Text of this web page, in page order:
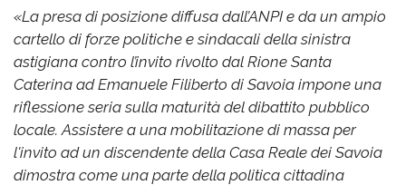
«La presa di posizione diffusa dall’ANPI e da un ampio
cartello di forze politiche e sindacali della sinistra
astigiana contro l’invito rivolto dal Rione Santa
Caterina ad Emanuele Filiberto di Savoia impone una
riflessione seria sulla maturità del dibattito pubblico
locale. Assistere a una mobilitazione di massa per
l'invito ad un discendente della Casa Reale dei Savoia
dimostra come una parte della politica cittadina